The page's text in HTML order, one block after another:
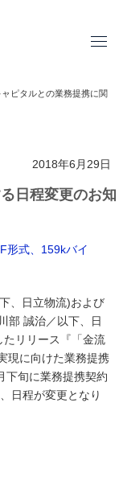
ャピタルとの業務提携に関
2018年6月29日
日程変更のお知
形式、159kバイ
、日立物流)および
部 誠治／以下、日
リリース『「金流
現に向けた業務提携
下旬に業務提携契約
日程が変更となり